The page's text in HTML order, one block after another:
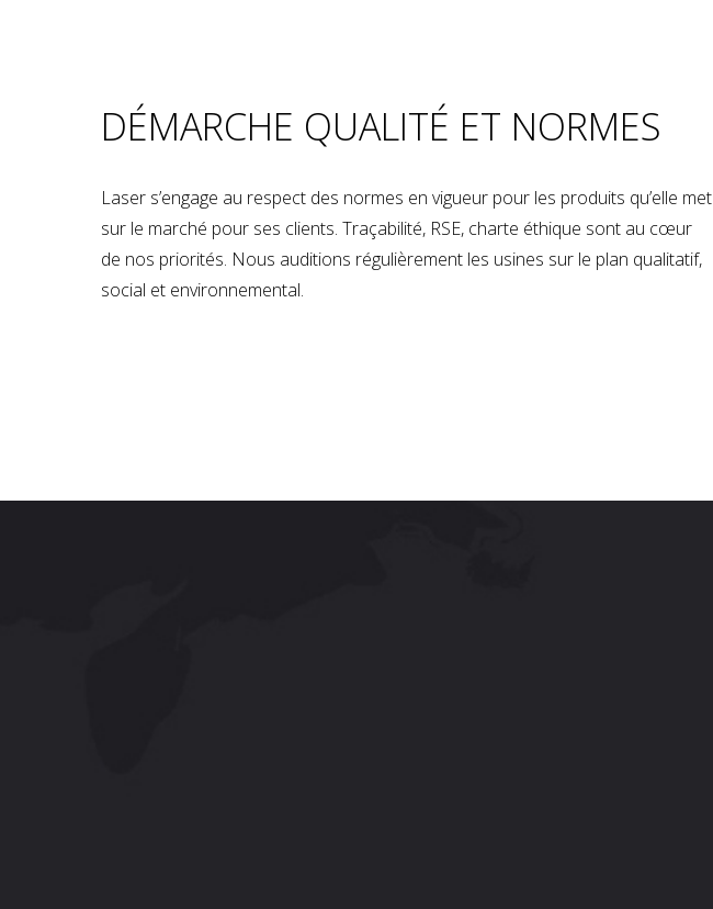
DÉMARCHE QUALITÉ ET NORMES
Laser s’engage au respect des normes en vigueur pour les produits qu’elle met
sur le marché pour ses clients. Traçabilité, RSE, charte éthique sont au cœur
de nos priorités. Nous auditions régulièrement les usines sur le plan qualitatif,
social et environnemental.